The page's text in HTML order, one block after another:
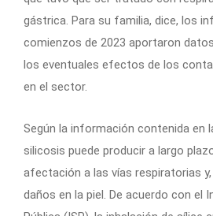
gástrica. Para su familia, dice, los
comienzos de 2023 aportaron
los eventuales efectos de los
en el sector.
Según la información contenida en
silicosis puede producir a largo
afectación a las vías respiratorias
daños en la piel. De acuerdo con el